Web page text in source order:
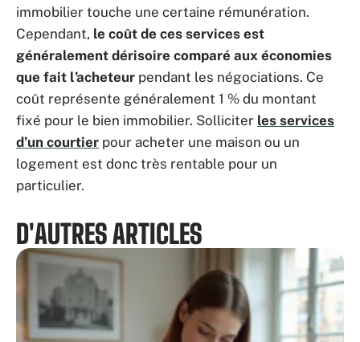
immobilier touche une certaine rémunération.
Cependant, le coût de ces services est
généralement dérisoire comparé aux économies
que fait l’acheteur pendant les négociations. Ce
coût représente généralement 1 % du montant
fixé pour le bien immobilier. Solliciter les services
d’un courtier pour acheter une maison ou un
logement est donc très rentable pour un
particulier.
D'AUTRES ARTICLES